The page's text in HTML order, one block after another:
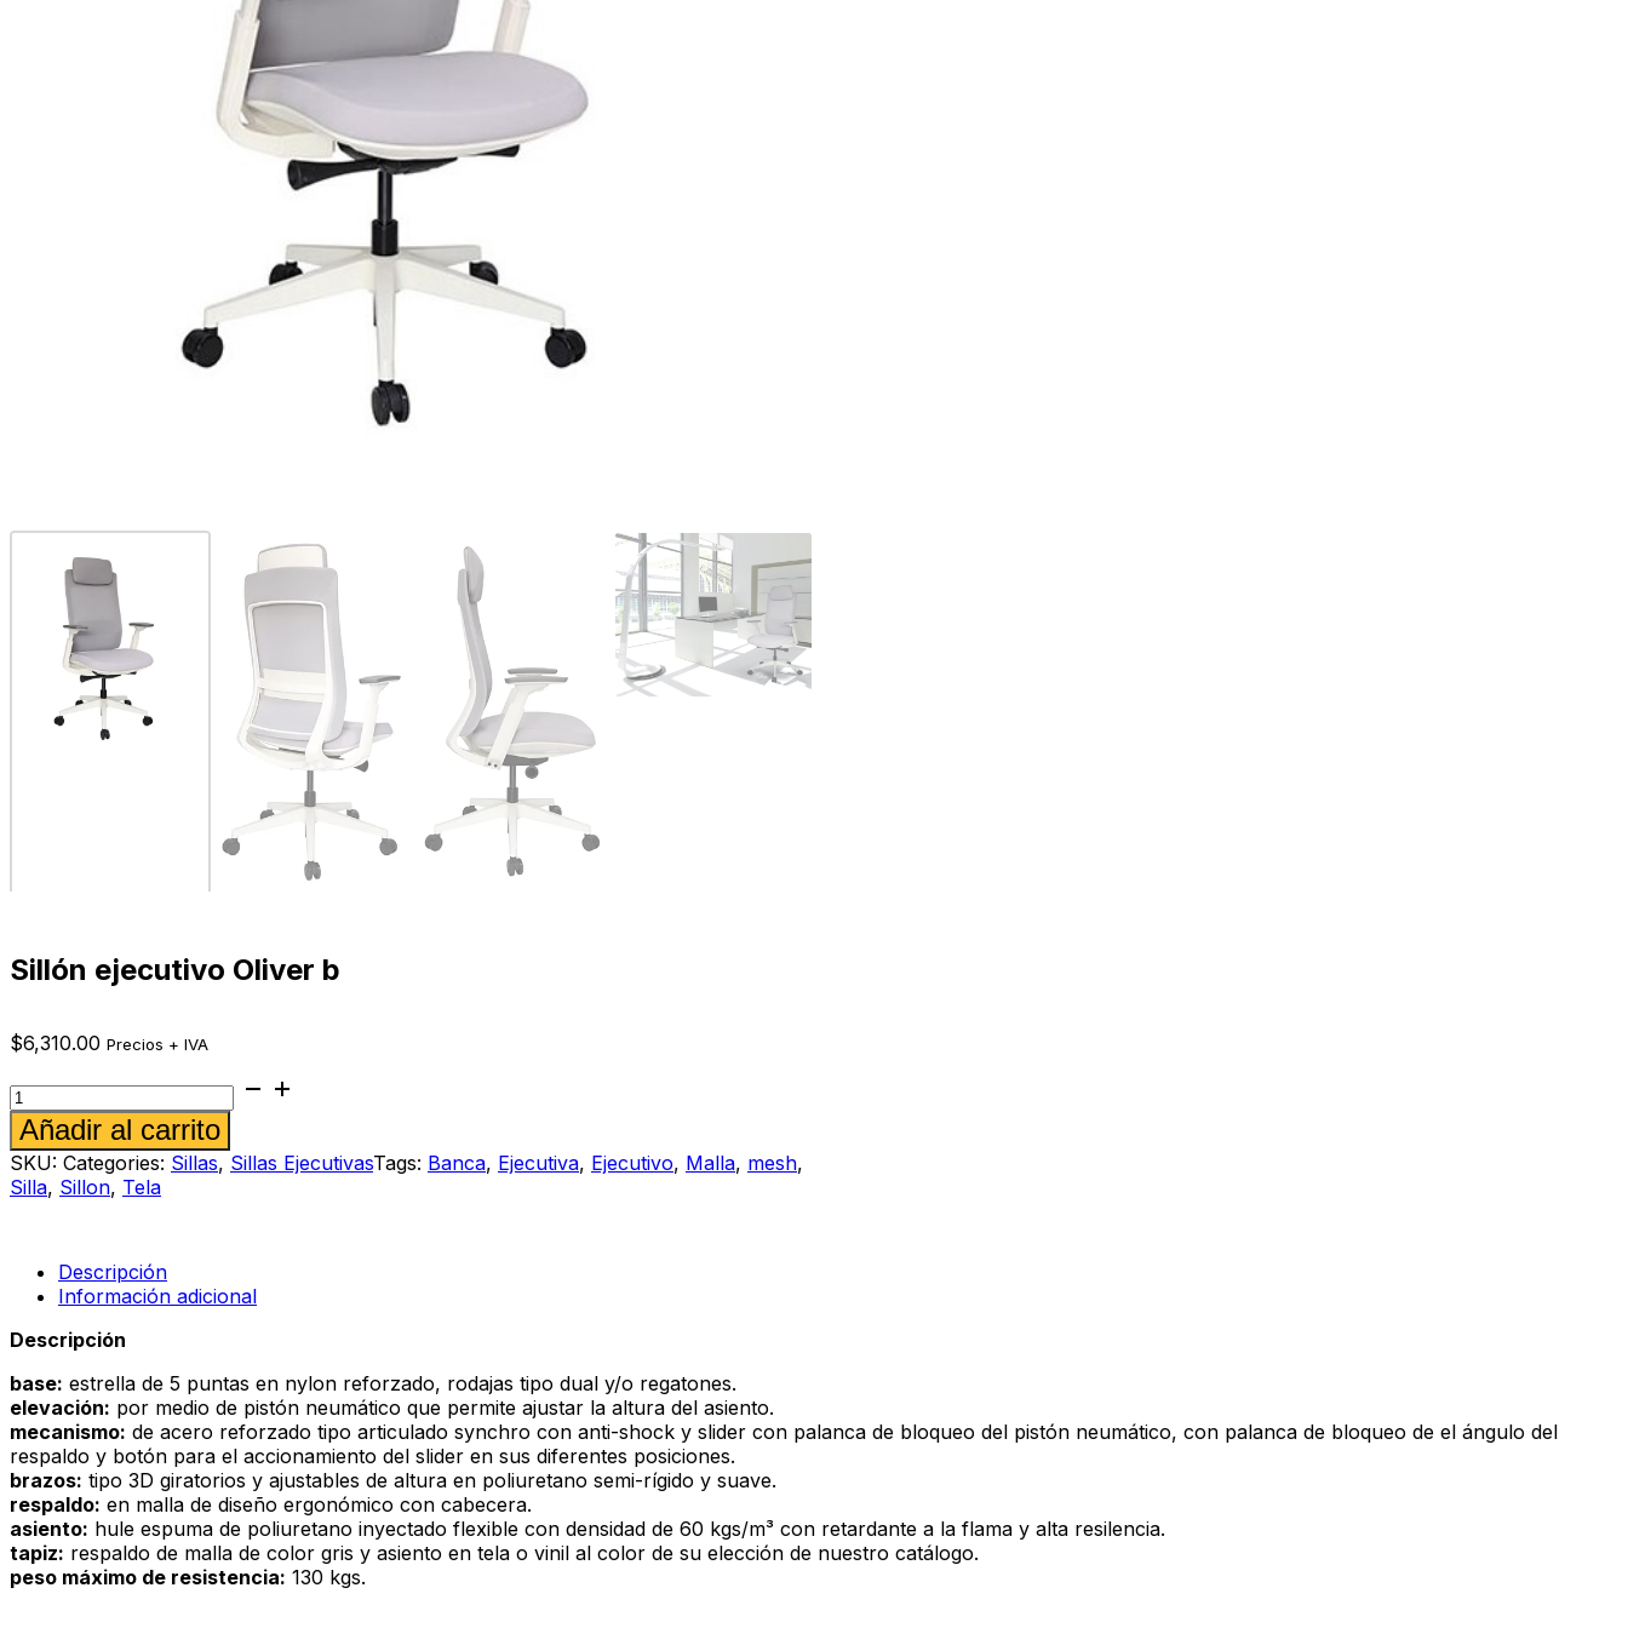
Sillón ejecutivo Oliver b
$6,310.00 Precios + IVA
Sillón
ejecutivo
Oliver
b
cantidad
Añadir al carrito
SKU: Categories: Sillas, Sillas EjecutivasTags: Banca, Ejecutiva, Ejecutivo, Malla, mesh,
Silla, Sillon, Tela
Descripción
Información adicional
Descripción
base: estrella de 5 puntas en nylon reforzado, rodajas tipo dual y/o regatones.
elevación: por medio de pistón neumático que permite ajustar la altura del asiento.
mecanismo: de acero reforzado tipo articulado synchro con anti-shock y slider con palanca de bloqueo del pistón neumático, con palanca de bloqueo de el ángulo del
respaldo y botón para el accionamiento del slider en sus diferentes posiciones.
brazos: tipo 3D giratorios y ajustables de altura en poliuretano semi-rígido y suave.
respaldo: en malla de diseño ergonómico con cabecera.
asiento: hule espuma de poliuretano inyectado flexible con densidad de 60 kgs/m³ con retardante a la flama y alta resilencia.
tapiz: respaldo de malla de color gris y asiento en tela o vinil al color de su elección de nuestro catálogo.
peso máximo de resistencia: 130 kgs.